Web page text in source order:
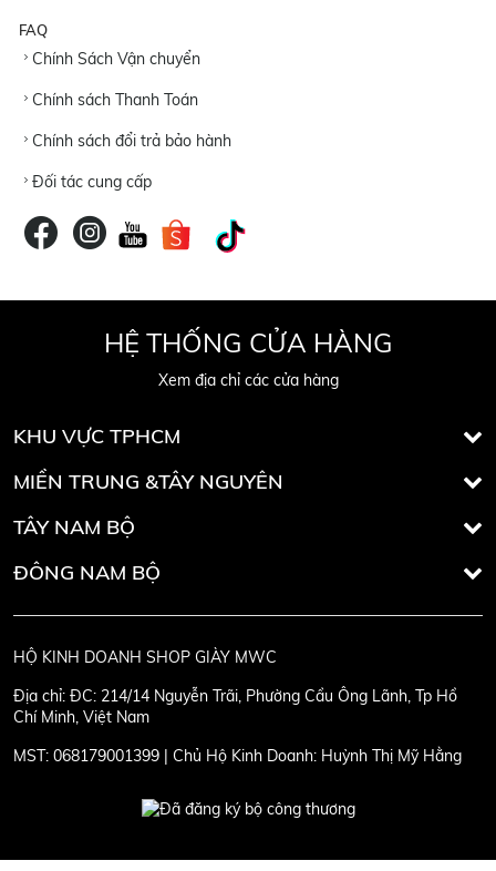
FAQ
Chính Sách Vận chuyển
Chính sách Thanh Toán
Chính sách đổi trả bảo hành
Đối tác cung cấp
HỆ THỐNG CỬA HÀNG
Xem địa chỉ các cửa hàng
KHU VỰC TPHCM
MIỀN TRUNG &TÂY NGUYÊN
TÂY NAM BỘ
ĐÔNG NAM BỘ
HỘ KINH DOANH SHOP GIÀY MWC
Địa chỉ: ĐC: 214/14 Nguyễn Trãi, Phường Cầu Ông Lãnh, Tp Hồ
Chí Minh, Việt Nam
MST: 068179001399 | Chủ Hộ Kinh Doanh: Huỳnh Thị Mỹ Hằng